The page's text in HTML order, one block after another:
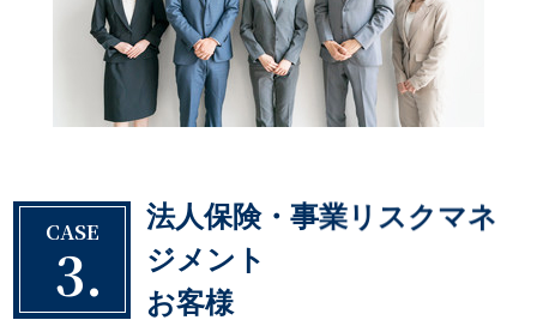
CASE
3.
法人保険・事業リスクマネ
ジメント
お客様